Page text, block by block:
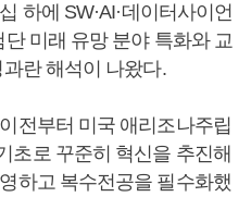
하에 SW·AI·데이터사이언
단 미래 유망 분야 특화와 교
란 해석이 나왔다.
전부터 미국 애리조나주립
초로 꾸준히 혁신을 추진해
하고 복수전공을 필수화했